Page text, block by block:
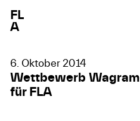
FL
A
6. Oktober 2014
Wettbewerb
für FLA